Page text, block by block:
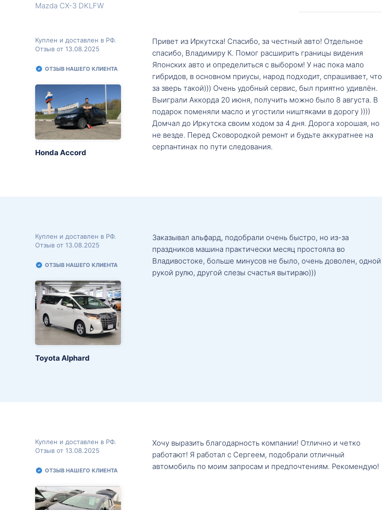
Mazda CX-3 DKLFW
Куплен и доставлен в РФ.
Отзыв от 13.08.2025
ОТЗЫВ НАШЕГО КЛИЕНТА
Honda Accord
Привет из Иркутска! Спасибо, за честный авто! Отдельное
спасибо, Владимиру К. Помог расширить границы видения
Японских авто и определиться с выбором! У нас пока мало
гибридов, в основном приусы, народ подходит, спрашивает, что
за зверь такой))) Очень удобный сервис, был приятно удивлён.
Выиграли Аккорда 20 июня, получить можно было 8 августа. В
подарок поменяли масло и угостили ништяками в дорогу ))))
Домчал до Иркутска своим ходом за 4 дня. Дорога хорошая, но
не везде. Перед Сковородкой ремонт и будьте аккуратнее на
серпантинах по пути следования.
Куплен и доставлен в РФ.
Отзыв от 13.08.2025
ОТЗЫВ НАШЕГО КЛИЕНТА
Toyota Alphard
Заказывал альфард, подобрали очень быстро, но из-за
праздников машина практически месяц простояла во
Владивостоке, больше минусов не было, очень доволен, одной
рукой рулю, другой слезы счастья вытираю)))
Куплен и доставлен в РФ.
Отзыв от 13.08.2025
ОТЗЫВ НАШЕГО КЛИЕНТА
Хочу выразить благодарность компании! Отлично и четко
работают! Я работал с Сергеем, подобрали отличный
автомобиль по моим запросам и предпочтениям. Рекомендую!